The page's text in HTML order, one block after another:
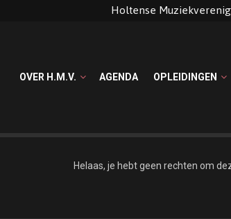
Holtense
OVER H.M.V. AGENDA OPLEIDINGEN
Helaas, je hebt geen rechten om